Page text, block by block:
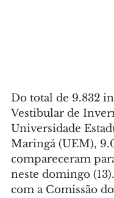
Do total de 9.832
Vestibular de
Universidade
Maringá (UEM),
compareceram
neste domingo
com a Comissão